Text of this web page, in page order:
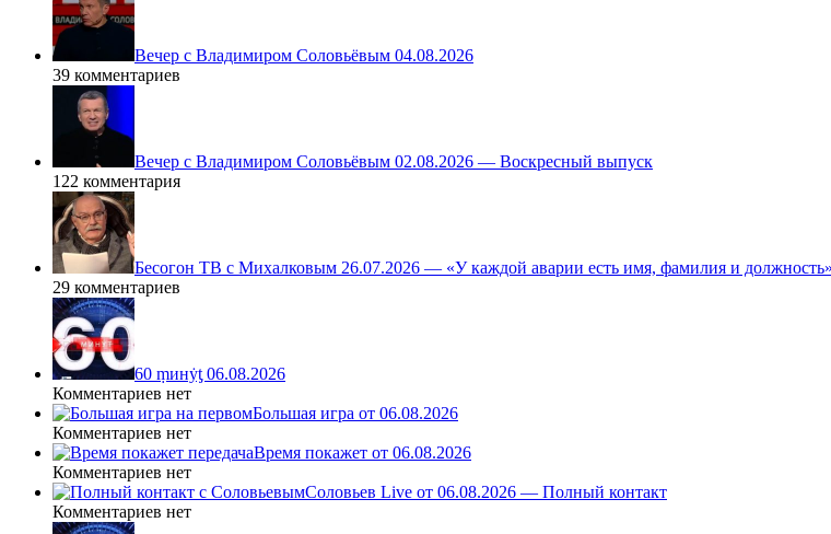
Вечер с Владимиром Соловьёвым 04.08.2026
39 комментариев
Вечер с Владимиром Соловьёвым 02.08.2026 — Воскресный выпуск
122 комментария
Бесогон ТВ с Михалковым 26.07.2026 — «У каждой аварии есть имя, фамилия и
29 комментариев
60 ṃинẏƫ 06.08.2026
Комментариев нет
Большая игра от 06.08.2026
Комментариев нет
Время покажет от 06.08.2026
Комментариев нет
Соловьев Live от 06.08.2026 — Полный контакт
Комментариев нет